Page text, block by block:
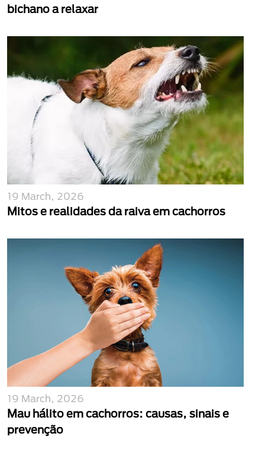
bichano a relaxar
19 March, 2026
Mitos e realidades da raiva em cachorros
19 March, 2026
Mau hálito em cachorros: causas, sinais e
prevenção